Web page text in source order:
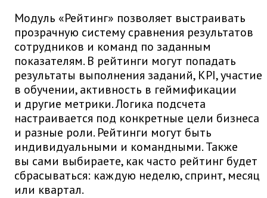
Модуль «Рейтинг» позволяет выстраивать
прозрачную систему сравнения результатов
сотрудников и команд по заданным
показателям. В рейтинги могут попадать
результаты выполнения заданий, KPI, участие
в обучении, активность в геймификации
и другие метрики. Логика подсчета
настраивается под конкретные цели бизнеса
и разные роли. Рейтинги могут быть
индивидуальными и командными. Также
вы сами выбираете, как часто рейтинг будет
сбрасываться: каждую неделю, спринт, месяц
или квартал.